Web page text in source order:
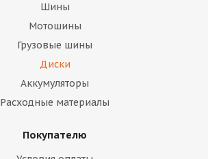
Шины
Мотошины
Грузовые шины
Диски
Аккумуляторы
Расходные материалы
Покупателю